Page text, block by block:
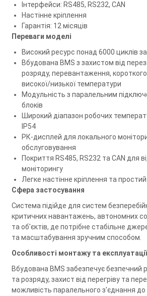
Інтерфейси: RS485, RS232, CAN
Настінне кріплення
Гарантія: 12 місяців
Переваги моделі
Високий ресурс понад 6000 циклів
Вбудована BMS з захистом від
розряду, перевантаження,
високої/низької температури
Модульність з паралельним
блоків
Широкий діапазон робочих
IP54
РК-дисплей для локального
обслуговування
Покриття RS485, RS232 та CAN для
моніторингу
Легке настінне кріплення та
Сфера застосування
Система підійде для систем
критичних навантажень, автономних
та об'єктів, де потрібне стабільне
та масштабування зручним способом.
Особливості монтажу та експлуатації
Вбудована BMS забезпечує безпечний
та розряду, захист від перегріву та
можливість паралельного з'єднання до